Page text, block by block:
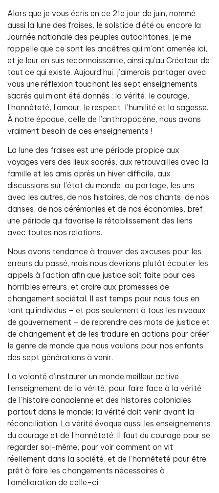
Alors que je vous écris en ce 21e jour de juin, nommé
aussi la lune des fraises, le solstice d’été ou encore la
Journée nationale des peuples autochtones, je me
rappelle que ce sont les ancêtres qui m’ont amenée ici,
et je leur en suis reconnaissante, ainsi qu’au Créateur de
tout ce qui existe. Aujourd’hui, j’aimerais partager avec
vous une réflexion touchant les sept enseignements
sacrés qui m’ont été donnés : la vérité, le courage,
l’honnêteté, l’amour, le respect, l’humilité et la sagesse.
À notre époque, celle de l’anthropocène, nous avons
vraiment besoin de ces enseignements !
La lune des fraises est une période propice aux
voyages vers des lieux sacrés, aux retrouvailles avec la
famille et les amis après un hiver difficile, aux
discussions sur l’état du monde, au partage, les uns
avec les autres, de nos histoires, de nos chants, de nos
danses, de nos cérémonies et de nos économies, bref,
une période qui favorise le rétablissement des liens
avec toutes nos relations.
Nous avons tendance à trouver des excuses pour les
erreurs du passé, mais nous devrions plutôt écouter les
appels à l’action afin que justice soit faite pour ces
horribles erreurs, et croire aux promesses de
changement sociétal. Il est temps pour nous tous en
tant qu’individus – et pas seulement à tous les niveaux
de gouvernement – de reprendre ces mots de justice et
de changement et de les traduire en actions pour créer
le genre de monde que nous voulons pour nos enfants
des sept générations à venir.
La volonté d’instaurer un monde meilleur active
l’enseignement de la vérité, pour faire face à la vérité
de l’histoire canadienne et des histoires coloniales
partout dans le monde; la vérité doit venir avant la
réconciliation. La vérité évoque aussi les enseignements
du courage et de l’honnêteté. Il faut du courage pour se
regarder soi-même, pour voir comment on vit
réellement dans la société, et de l’honnêteté pour être
prêt à faire les changements nécessaires à
l’amélioration de celle-ci.